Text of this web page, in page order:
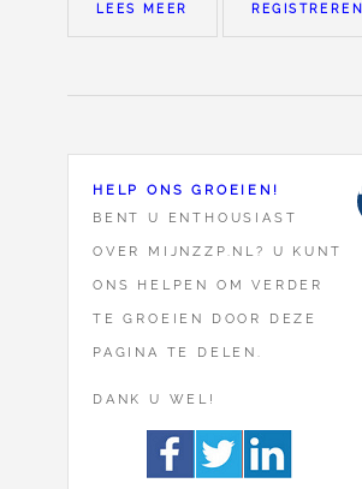
LEES MEER REGISTREREN
HELP ONS GROEIEN!
BENT U ENTHOUSIAST
OVER MIJNZZP.NL? U KUNT
ONS HELPEN OM VERDER
TE GROEIEN DOOR DEZE
PAGINA TE DELEN.
DANK U WEL!